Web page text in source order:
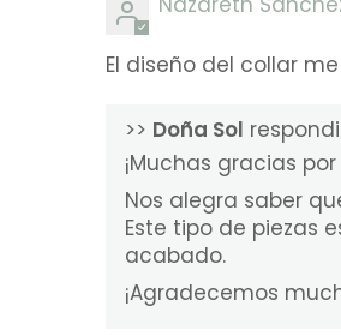
El diseño del collar
>> Doña Sol
¡Muchas gracias
Nos alegra saber
Este tipo de piezas
acabado.
¡Agradecemos